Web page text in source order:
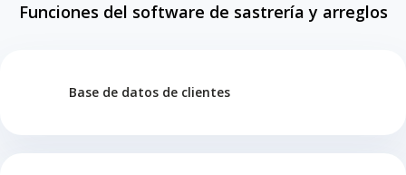
Funciones del software de sastrería y arreglos
Base de datos de clientes